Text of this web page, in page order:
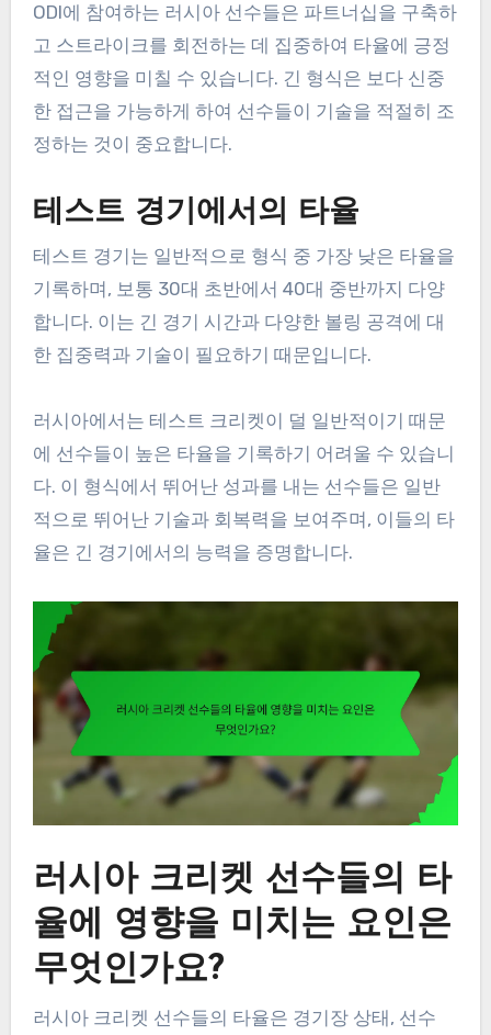
ODI에 참여하는 러시아 선수들은 파트너십을 구축하
고 스트라이크를 회전하는 데 집중하여 타율에 긍정
적인 영향을 미칠 수 있습니다. 긴 형식은 보다 신중
한 접근을 가능하게 하여 선수들이 기술을 적절히 조
정하는 것이 중요합니다.
테스트 경기에서의 타율
테스트 경기는 일반적으로 형식 중 가장 낮은 타율을
기록하며, 보통 30대 초반에서 40대 중반까지 다양
합니다. 이는 긴 경기 시간과 다양한 볼링 공격에 대
한 집중력과 기술이 필요하기 때문입니다.
러시아에서는 테스트 크리켓이 덜 일반적이기 때문
에 선수들이 높은 타율을 기록하기 어려울 수 있습니
다. 이 형식에서 뛰어난 성과를 내는 선수들은 일반
적으로 뛰어난 기술과 회복력을 보여주며, 이들의 타
율은 긴 경기에서의 능력을 증명합니다.
러시아 크리켓 선수들의 타
율에 영향을 미치는 요인은
무엇인가요?
러시아 크리켓 선수들의 타율은 경기장 상태, 선수